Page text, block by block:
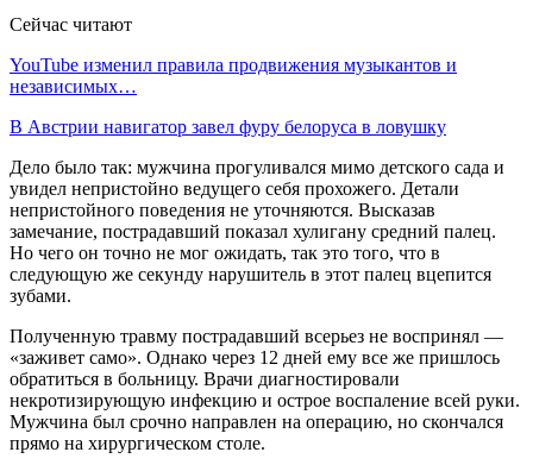
Сейчас читают
YouTube изменил правила продвижения музыкантов и
независимых…
В Австрии навигатор завел фуру белоруса в ловушку
Дело было так: мужчина прогуливался мимо детского сада и
увидел непристойно ведущего себя прохожего. Детали
непристойного поведения не уточняются. Высказав
замечание, пострадавший показал хулигану средний палец.
Но чего он точно не мог ожидать, так это того, что в
следующую же секунду нарушитель в этот палец вцепится
зубами.
Полученную травму пострадавший всерьез не воспринял —
«заживет само». Однако через 12 дней ему все же пришлось
обратиться в больницу. Врачи диагностировали
некротизирующую инфекцию и острое воспаление всей руки.
Мужчина был срочно направлен на операцию, но скончался
прямо на хирургическом столе.